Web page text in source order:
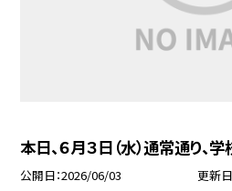
本日、６月３日（水）通常通り、学
公開日 2026/06/03 更新日